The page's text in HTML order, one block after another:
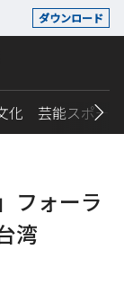
ダウンロード
化 芸能スポーツ
フォーラ
湾